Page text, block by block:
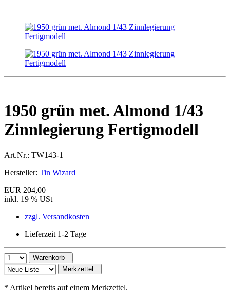
1950 grün met. Almond 1/43
Zinnlegierung Fertigmodell
Art.Nr.: TW143-1
Hersteller: Tin Wizard
EUR 204,00
inkl. 19 % USt
zzgl. Versandkosten
Lieferzeit 1-2 Tage
Warenkorb
Merkzettel
* Artikel bereits auf einem Merkzettel.